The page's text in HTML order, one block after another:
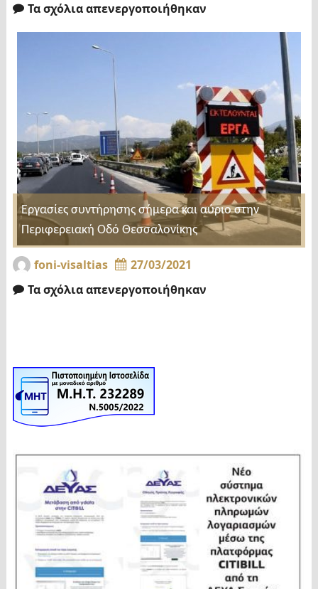
Τα σχόλια απενεργοποιήθηκαν
Εργασίες συντήρησης σήμερα και αύριο στην
Περιφερειακή Οδό Θεσσαλονίκης
foni-visaltias
27/03/2021
Τα σχόλια απενεργοποιήθηκαν